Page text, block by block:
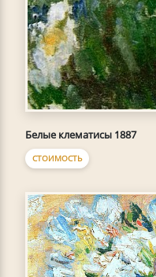
Белые клематисы 1887
СТОИМОСТЬ